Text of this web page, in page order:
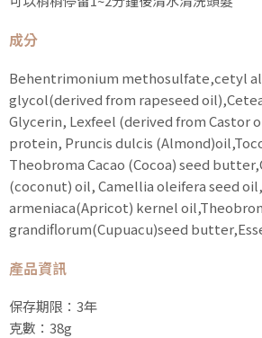
成分
Behentrimonium methosulfate,cetyl
glycol(derived from rapeseed
Glycerin, Lexfeel (derived from Castor
protein, Pruncis dulcis
Theobroma Cacao (Cocoa) seed
(coconut) oil, Camellia oleifera seed
armeniaca(Apricot) kernel
grandiflorum(Cupuacu)seed
產品資訊
保存期限：3年
克數：38g